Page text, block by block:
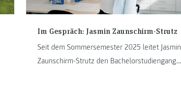
Im Gespräch: Jasmin Zaunschirm-Strutz
Seit dem Sommersemester 2025 leitet Jasmin
Zaunschirm-Strutz den Bachelorstudiengang